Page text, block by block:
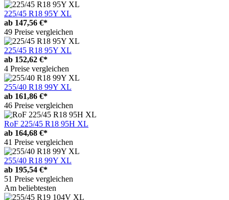
225/45 R18 95Y XL
ab 147,56 €*
49 Preise vergleichen
225/45 R18 95Y XL
ab 152,62 €*
4 Preise vergleichen
255/40 R18 99Y XL
ab 161,86 €*
46 Preise vergleichen
RoF 225/45 R18 95H XL
ab 164,68 €*
41 Preise vergleichen
255/40 R18 99Y XL
ab 195,54 €*
51 Preise vergleichen
Am beliebtesten